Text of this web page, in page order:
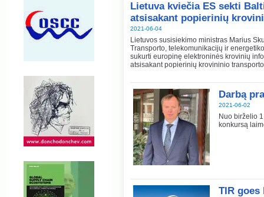
Lietuva kviečia ES sekti
atsisakant popierinių
2021-06-04
Lietuvos susisiekimo ministras Marius
Transporto, telekomunikacijų ir
sukurti europinę elektroninės krovinių
atsisakant popierinių krovininio
Darbą
2021-06-02
Nuo birželio
konkursą
TIR